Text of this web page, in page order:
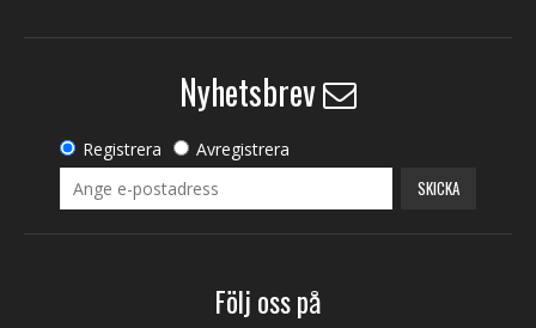
Nyhetsbrev
Registrera Avregistrera
SKICKA
Följ oss på